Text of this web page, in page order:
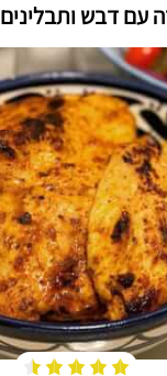
עם דבש ותבלינים